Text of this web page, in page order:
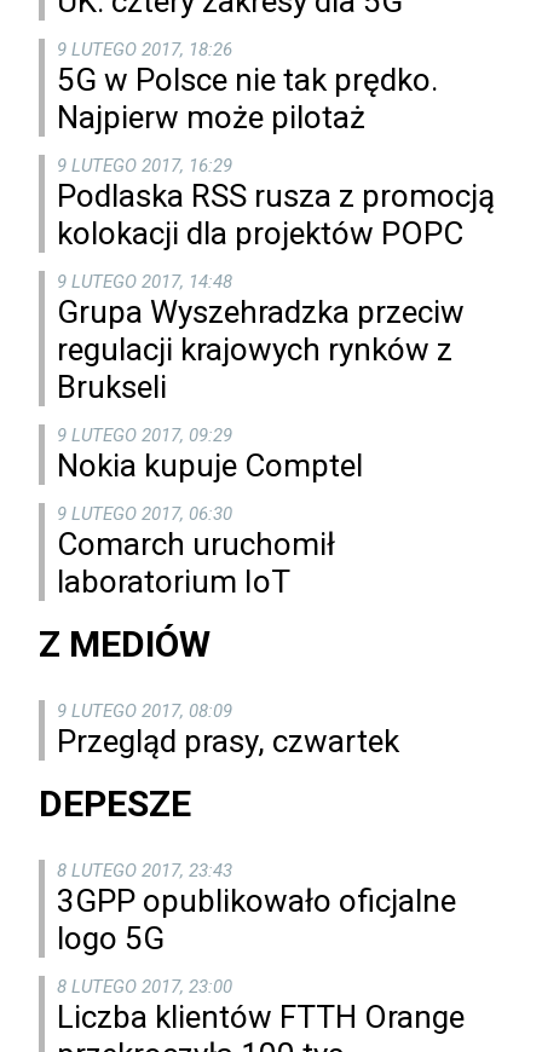
9 LUTEGO 2017, 18:26
5G w Polsce nie tak prędko.
Najpierw może pilotaż
9 LUTEGO 2017, 16:29
Podlaska RSS rusza z promocją
kolokacji dla projektów POPC
9 LUTEGO 2017, 14:48
Grupa Wyszehradzka przeciw
regulacji krajowych rynków z
Brukseli
9 LUTEGO 2017, 09:29
Nokia kupuje Comptel
9 LUTEGO 2017, 06:30
Comarch uruchomił
laboratorium IoT
Z MEDIÓW
9 LUTEGO 2017, 08:09
Przegląd prasy, czwartek
DEPESZE
8 LUTEGO 2017, 23:43
3GPP opublikowało oficjalne
logo 5G
8 LUTEGO 2017, 23:00
Liczba klientów FTTH Orange